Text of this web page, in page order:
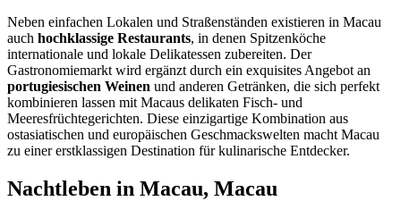
Neben einfachen Lokalen und Straßenständen existieren in Macau
auch hochklassige Restaurants, in denen Spitzenköche
internationale und lokale Delikatessen zubereiten. Der
Gastronomiemarkt wird ergänzt durch ein exquisites Angebot an
portugiesischen Weinen und anderen Getränken, die sich perfekt
kombinieren lassen mit Macaus delikaten Fisch- und
Meeresfrüchtegerichten. Diese einzigartige Kombination aus
ostasiatischen und europäischen Geschmackswelten macht Macau
zu einer erstklassigen Destination für kulinarische Entdecker.
Nachtleben in Macau, Macau